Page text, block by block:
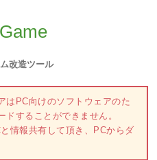
改造ツール
はPC向けのソフトウェアのた
することができません。
情報共有して頂き、PCからダ